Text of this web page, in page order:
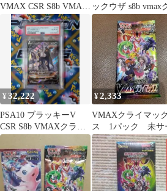
VMAX CSR S8b VMAX
クライマックス
ックウザ s8b vmax
イマックス ポケモ
ード
¥32,222
PSA10 ブラッキーV
CSR S8b VMAXクライ
マックス 244/184
¥2,333
VMAXクライマック
ス 1パック 未サ
品